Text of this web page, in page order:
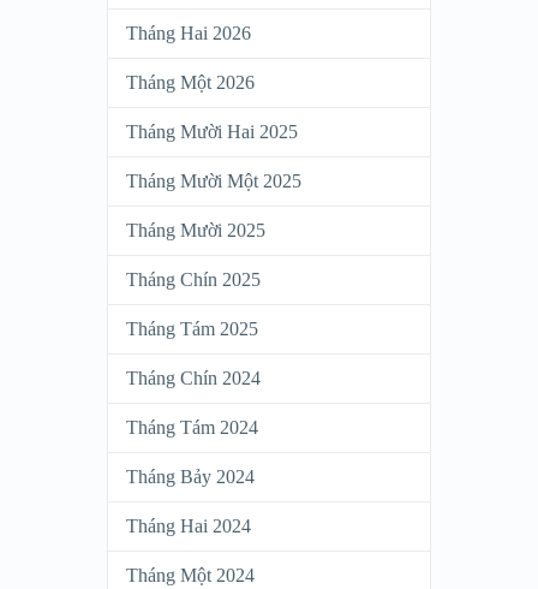
Tháng Hai 2026
Tháng Một 2026
Tháng Mười Hai 2025
Tháng Mười Một 2025
Tháng Mười 2025
Tháng Chín 2025
Tháng Tám 2025
Tháng Chín 2024
Tháng Tám 2024
Tháng Bảy 2024
Tháng Hai 2024
Tháng Một 2024